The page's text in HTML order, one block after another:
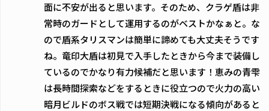
面に不安が出ると思います。そのため、クラゲ盾は非
常時のガードとして運用するのがベストかなぁと。な
ので盾系タリスマンは簡単に諦めても大丈夫そうです
ね。竜印大盾は初見で入手したときから今まで装備し
ているのでかなり有力候補だと思います！恵みの青雫
は長時間探索などをするときに役立つので火力の高い
暗月ビルドのボス戦では短期決戦になる傾向があると